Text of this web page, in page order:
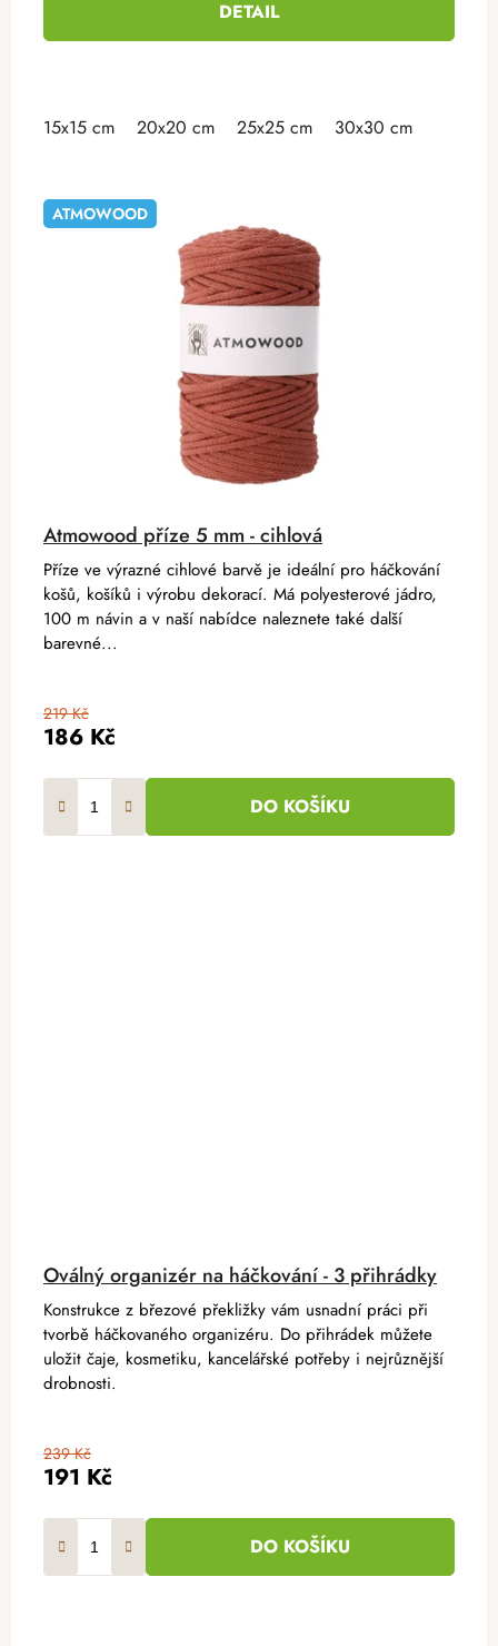
DETAIL
15x15 cm 20x20 cm 25x25 cm 30x30 cm
ATMOWOOD
Atmowood příze 5 mm - cihlová
186 Kč
219 Kč
DO KOŠÍKU
Příze ve výrazné cihlové barvě je ideální pro háčkování
košů, košíků i výrobu dekorací. Má polyesterové jádro,
100 m návin a v naší nabídce naleznete také další
barevné...
Oválný organizér na háčkování - 3 přihrádky
191 Kč
239 Kč
DO KOŠÍKU
Konstrukce z březové překližky vám usnadní práci při
tvorbě háčkovaného organizéru. Do přihrádek můžete
uložit čaje, kosmetiku, kancelářské potřeby i nejrůznější
drobnosti.